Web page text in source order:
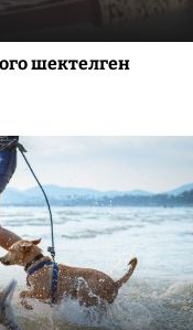
шектелген